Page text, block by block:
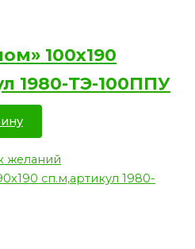
100х190
1980-ТЭ-100ППУ
желаний